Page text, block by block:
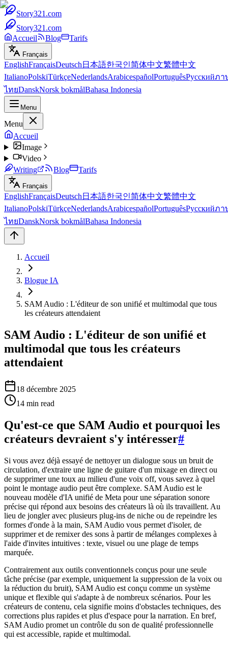
Story321.com
Story321.com
Accueil
Blog Tarifs
Français
EnglishFrançaisDeutsch 日本語한국인简体中文繁體中文
ItalianoPolskiTürkçeNederlandsArabicespañolPortuguêsРусскийภา
ไทยDanskNorsk bokmålBahasa Indonesia
Menu
Menu
Accueil
Image
Video
Writing
Blog Tarifs
Français
EnglishFrançaisDeutsch 日本語한국인简体中文繁體中文
ItalianoPolskiTürkçeNederlandsArabicespañolPortuguêsРусскийภา
ไทยDanskNorsk bokmålBahasa Indonesia
Accueil
Blogue IA
SAM Audio : L'éditeur de son unifié et multimodal que tous
les créateurs attendaient
SAM Audio : L'éditeur de son unifié et
multimodal que tous les créateurs
attendaient
18 décembre 2025
14 min read
Qu'est-ce que SAM Audio et pourquoi les
créateurs devraient s'y intéresser#
Si vous avez déjà essayé de nettoyer un dialogue sous un bruit de
circulation, d'extraire une ligne de guitare d'un mixage en direct ou
de supprimer une toux au milieu d'une voix off, vous savez à quel
point le montage audio peut être complexe. SAM Audio est le
nouveau modèle d'IA unifié de Meta pour une séparation sonore
précise qui répond aux besoins des créateurs là où ils travaillent. Au
lieu de jongler avec plusieurs plug-ins de niche ou de repeindre les
formes d'onde à la main, SAM Audio vous permet d'isoler, de
supprimer et de remixer des sons à partir de mélanges complexes à
l'aide d'invites intuitives : texte, visuel ou une plage de temps
marquée.
Contrairement aux outils conventionnels conçus pour une seule
tâche précise (par exemple, uniquement la suppression de la voix ou
la réduction du bruit), SAM Audio est conçu comme un système
unique et flexible qui s'adapte à de nombreux scénarios. Pour les
créateurs de contenu, cela signifie moins d'obstacles techniques, des
corrections plus rapides et plus d'espace pour la narration. En bref,
SAM Audio promet un contrôle du son de qualité professionnelle
qui est accessible, rapide et multimodal.